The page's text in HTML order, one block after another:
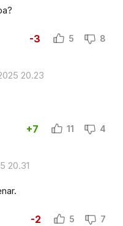
-3 5 8
20.23
+7 11 4
20.31
-2 5 7